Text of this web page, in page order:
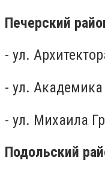
Печерский
- ул.
- ул.
- ул. Михаила
Подольский